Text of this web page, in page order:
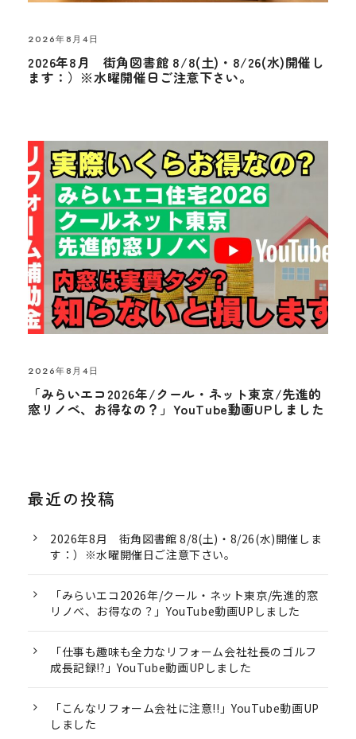
2026年8月4日
2026年8月 街角図書館 8/8(土)・8/26(水)開催し
ます：）※水曜開催日ご注意下さい。
2026年8月4日
「みらいエコ2026年/クール・ネット東京/先進的
窓リノベ、お得なの？」YouTube動画UPしました
最近の投稿
2026年8月 街角図書館 8/8(土)・8/26(水)開催しま
す：）※水曜開催日ご注意下さい。
「みらいエコ2026年/クール・ネット東京/先進的窓
リノベ、お得なの？」YouTube動画UPしました
「仕事も趣味も全力なリフォーム会社社長のゴルフ
成長記録!?」YouTube動画UPしました
「こんなリフォーム会社に注意!!」YouTube動画UP
しました